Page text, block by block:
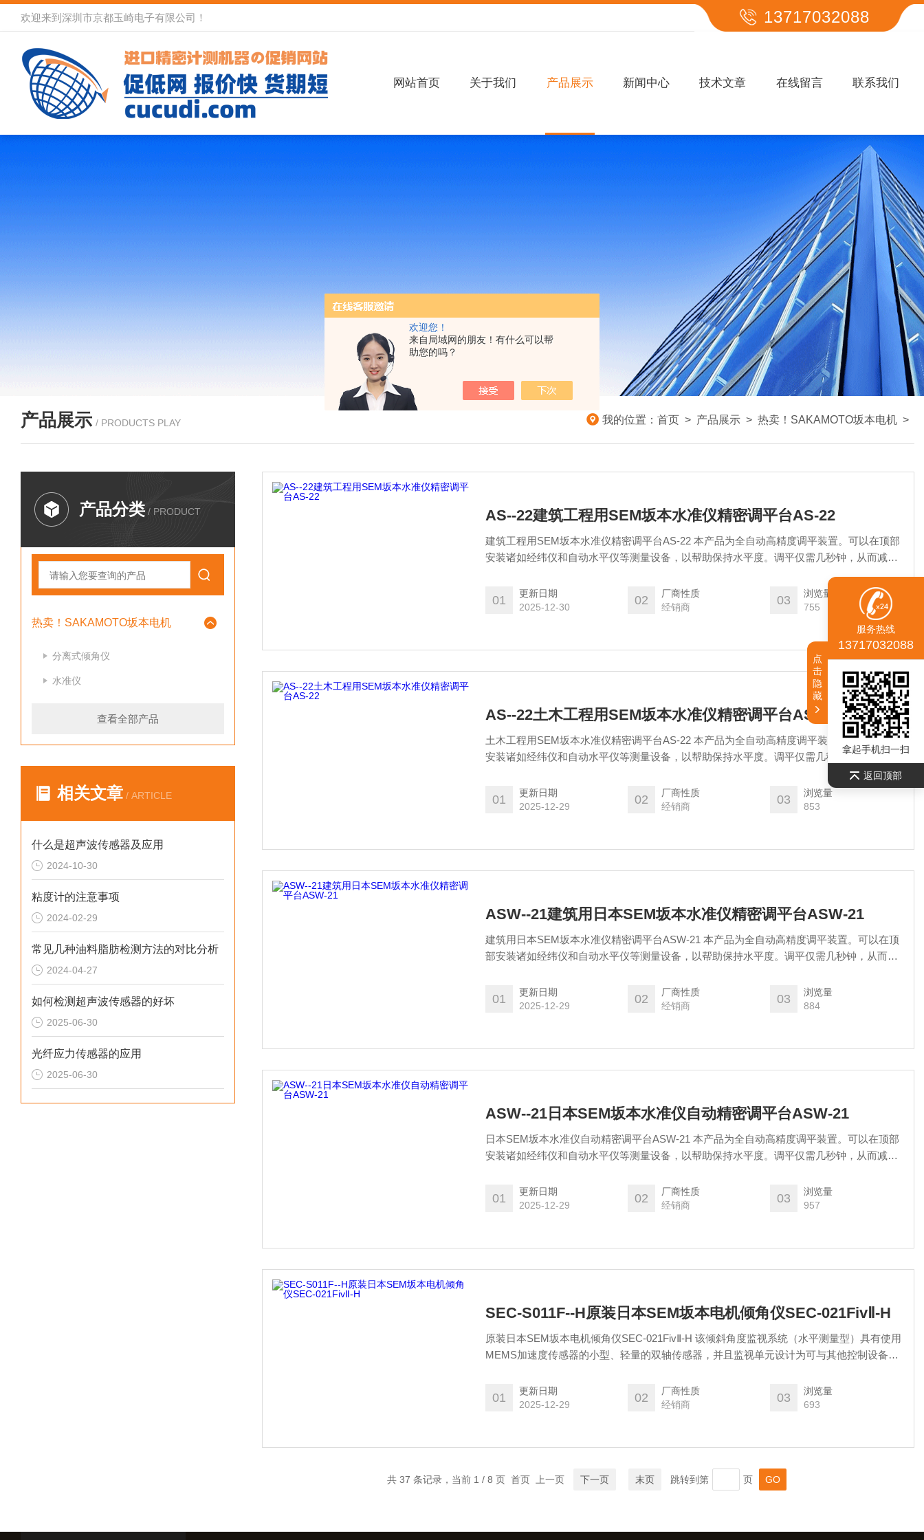
欢迎您！
来自局域网的朋友！有什么可以帮
助您的吗？
欢迎来到深圳市京都玉崎电子有限公司！ 13717032088
网站首页 关于我们 产品展示 新闻中心 技术文章 在线留言 联系我们
产品展示 / PRODUCTS PLAY 我的位置： 首页 > 产品展示 > 热卖！SAKAMOTO坂本电机 >
产品分类 / PRODUCT
热卖！SAKAMOTO坂本电机
分离式倾角仪
水准仪
查看全部产品
相关文章 / ARTICLE
什么是超声波传感器及应用
2024-10-30
粘度计的注意事项
2024-02-29
常见几种油料脂肪检测方法的对比分析
2024-04-27
如何检测超声波传感器的好坏
2025-06-30
光纤应力传感器的应用
2025-06-30
AS--22建筑工程用SEM坂本水准仪精密调平台AS-22
建筑工程用SEM坂本水准仪精密调平台AS-22 本产品为全自动高精度调平装置。可以在顶部
安装诸如经纬仪和自动水平仪等测量设备，以帮助保持水平度。调平仅需几秒钟，从而减少
池供电，因此可以在小型隧道、桥梁等人们难以进入的恶劣环境中使用。
01
更新日期
2025-12-30
02
厂商性质
经销商
03
浏览量
755
AS--22土木工程用SEM坂本水准仪精密调平台AS-22
土木工程用SEM坂本水准仪精密调平台AS-22 本产品为全自动高精度调平装置。可以在顶部
安装诸如经纬仪和自动水平仪等测量设备，以帮助保持水平度。调平仅需几秒钟，从而减少
了劳动力成本。其直径为φ200，适用于需要更大或更重的测量设备的场合。由于它可采用电
池供电，因此可以在小型隧道、桥梁等人们难以进入的恶劣环境中使用。
01
更新日期
2025-12-29
02
厂商性质
经销商
03
浏览量
853
ASW--21建筑用日本SEM坂本水准仪精密调平台ASW-21
建筑用日本SEM坂本水准仪精密调平台ASW-21 本产品为全自动高精度调平装置。可以在顶
部安装诸如经纬仪和自动水平仪等测量设备，以帮助保持水平度。调平仅需几秒钟，从而减
等人们难以进入的恶劣环境中使用。
01
更新日期
2025-12-29
02
厂商性质
经销商
03
浏览量
884
ASW--21日本SEM坂本水准仪自动精密调平台ASW-21
日本SEM坂本水准仪自动精密调平台ASW-21 本产品为全自动高精度调平装置。可以在顶部
安装诸如经纬仪和自动水平仪等测量设备，以帮助保持水平度。调平仅需几秒钟，从而减少
人们难以进入的恶劣环境中使用。
01
更新日期
2025-12-29
02
厂商性质
经销商
03
浏览量
957
SEC-S011F--H原装日本SEM坂本电机倾角仪SEC-021FivⅡ-H
原装日本SEM坂本电机倾角仪SEC-021FivⅡ-H 该倾斜角度监视系统（水平测量型）具有使用
MEMS加速度传感器的小型、轻量的双轴传感器，并且监视单元设计为可与其他控制设备和
01
更新日期
2025-12-29
02
厂商性质
经销商
03
浏览量
693
共 37 条记录，当前 1 / 8 页 首页 上一页 下一页 末页 跳转到第 页
服务热线
13717032088
拿起手机扫一扫
返回顶部
点
击
隐
藏